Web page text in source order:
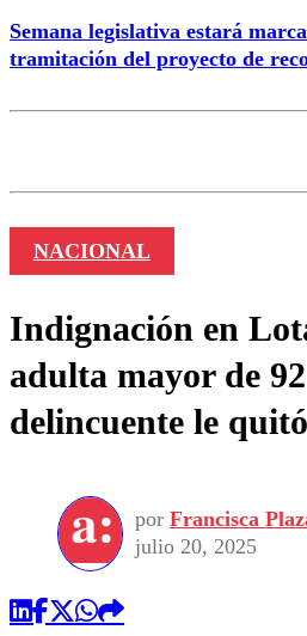
Semana legislativa estará
tramitación del proyecto de
NACIONAL
Indignación en
adulta mayor de
delincuente le
por Francisca
julio 20, 2025